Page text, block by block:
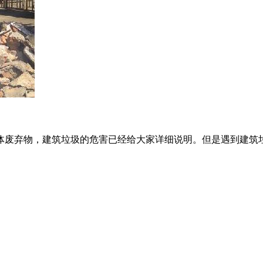
弃物，建筑垃圾的危害已经给大家详细说明。但是遇到建筑